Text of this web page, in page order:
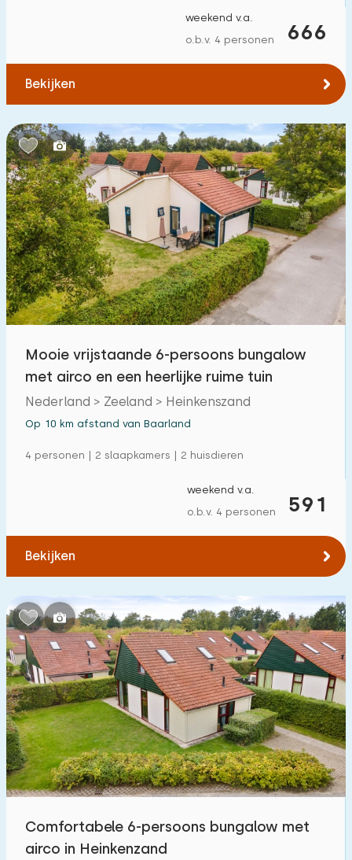
666
weekend v.a.
o.b.v. 4 personen
Bekijken
Mooie vrijstaande 6-persoons bungalow
met airco en een heerlijke ruime tuin
Nederland > Zeeland > Heinkenszand
Op 10 km afstand van Baarland
4 personen | 2 slaapkamers | 2 huisdieren
591
weekend v.a.
o.b.v. 4 personen
Bekijken
Comfortabele 6-persoons bungalow met
airco in Heinkenzand